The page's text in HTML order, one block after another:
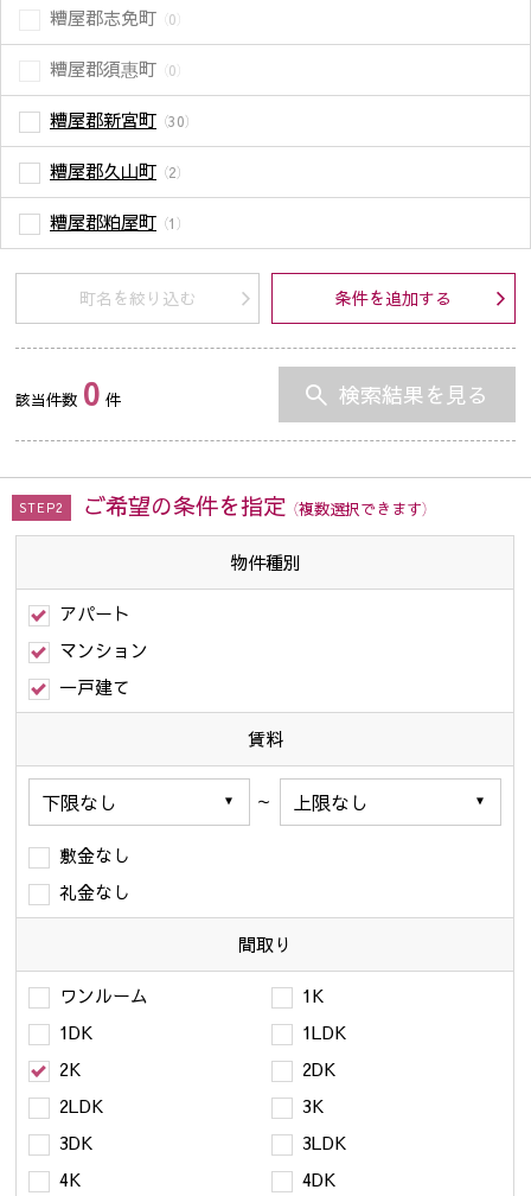
糟屋郡志免町 （0）
糟屋郡須惠町 （0）
糟屋郡新宮町 （30）
糟屋郡久山町 （2）
糟屋郡粕屋町 （1）
町名を絞り込む 条件を追加する
該当件数 0 件 検索結果を見る
STEP2 ご希望の条件を指定 （複数選択できます）
物件種別
アパート
マンション
一戸建て
賃料
～
敷金なし
礼金なし
間取り
ワンルーム
1K
1DK
1LDK
2K
2DK
2LDK
3K
3DK
3LDK
4K
4DK